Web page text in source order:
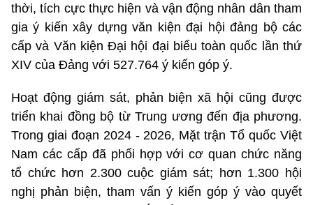
thời, tích cực thực hiện và vận động nhân dân tham
gia ý kiến xây dựng văn kiện đại hội đảng bộ các
cấp và Văn kiện Đại hội đại biểu toàn quốc lần thứ
XIV của Đảng với 527.764 ý kiến góp ý.
Hoạt động giám sát, phản biện xã hội cũng được
triển khai đồng bộ từ Trung ương đến địa phương.
Trong giai đoạn 2024 - 2026, Mặt trận Tổ quốc Việt
Nam các cấp đã phối hợp với cơ quan chức năng
tổ chức hơn 2.300 cuộc giám sát; hơn 1.300 hội
nghị phản biện, tham vấn ý kiến góp ý vào quyết